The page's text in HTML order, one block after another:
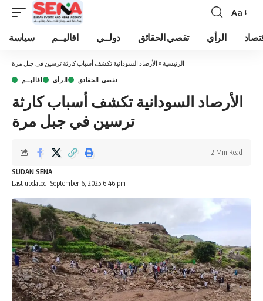
Font
Resizer
Aa
سياسة اقاليــم دولــي تقصي الحقائق الرأي
الرئيسية » الأرصاد السودانية تكشف أسباب كارثة ترسين في جبل مرة
اقاليــم الرأي تقصي الحقائق
الأرصاد السودانية تكشف أسباب كارثة
ترسين في جبل مرة
Last updated: September 6, 2025 6:46 pm
SUDAN SENA
2 Min Read